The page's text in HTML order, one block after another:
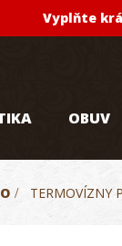
Vyplňte
OBUV
> TERMOVÍZNY